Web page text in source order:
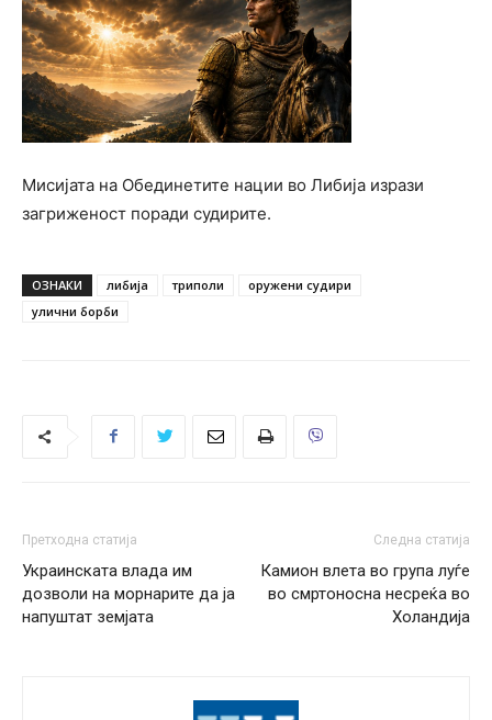
Мисијата на Обединетите нации во Либија изрази
загриженост поради судирите.
ОЗНАКИ либија триполи
оружени судири
улични борби
Претходна статија
Украинската влада им
дозволи на морнарите да ја
напуштат земјата
Следна статија
Камион влета во група луѓе
во смртоносна несреќа во
Холандија